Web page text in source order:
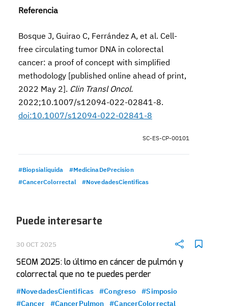
Referencia
Bosque J, Guirao C, Ferrández A, et al. Cell-
free circulating tumor DNA in colorectal
cancer: a proof of concept with simplified
methodology [published online ahead of print,
2022 May 2]. Clin Transl Oncol.
2022;10.1007/s12094-022-02841-8.
doi:10.1007/s12094-022-02841-8
SC-ES-CP-00101
#Biopsialiquida
#MedicinaDePrecision
#CancerColorrectal
#NovedadesCientificas
Puede interesarte
30 OCT 2025
SEOM 2025: lo último en cáncer de pulmón y
colorrectal que no te puedes perder
#NovedadesCientificas #Congreso
#Simposio
#Cancer
#CancerPulmon #CancerColorrectal